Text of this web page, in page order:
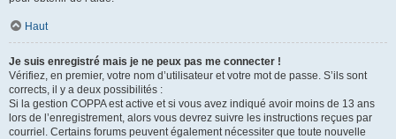
Haut
Je suis enregistré mais je ne peux pas me connecter !
Vérifiez, en premier, votre nom d’utilisateur et votre mot de passe. S’ils sont
corrects, il y a deux possibilités :
Si la gestion COPPA est active et si vous avez indiqué avoir moins de 13 ans
lors de l’enregistrement, alors vous devrez suivre les instructions reçues par
courriel. Certains forums peuvent également nécessiter que toute nouvelle